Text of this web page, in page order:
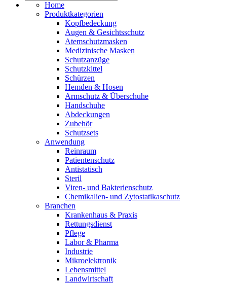
Home
Produktkategorien
Kopfbedeckung
Augen & Gesichtsschutz
Atemschutzmasken
Medizinische Masken
Schutzanzüge
Schutzkittel
Schürzen
Hemden & Hosen
Armschutz & Überschuhe
Handschuhe
Abdeckungen
Zubehör
Schutzsets
Anwendung
Reinraum
Patientenschutz
Antistatisch
Steril
Viren- und Bakterienschutz
Chemikalien- und Zytostatikaschutz
Branchen
Krankenhaus & Praxis
Rettungsdienst
Pflege
Labor & Pharma
Industrie
Mikroelektronik
Lebensmittel
Landwirtschaft